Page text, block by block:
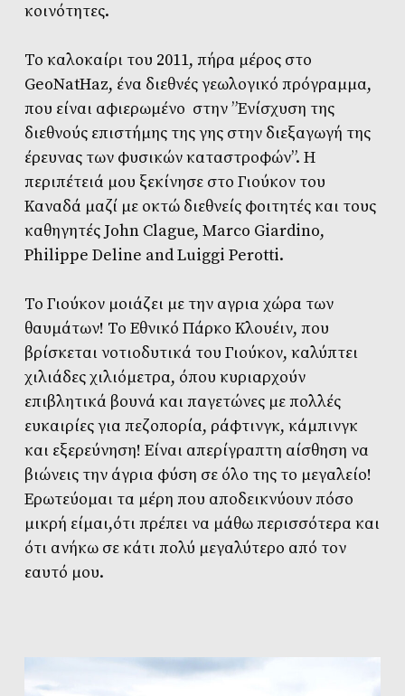
κοινότητες.
Το καλοκαίρι του 2011, πήρα μέρος στο
GeoNatHaz, ένα διεθνές γεωλογικό πρόγραμμα,
που είναι αφιερωμένο στην ”Ενίσχυση της
διεθνούς επιστήμης της γης στην διεξαγωγή της
έρευνας των φυσικών καταστροφών”. Η
περιπέτειά μου ξεκίνησε στο Γιούκον του
Καναδά μαζί με οκτώ διεθνείς φοιτητές και τους
καθηγητές John Clague, Marco Giardino,
Philippe Deline and Luiggi Perotti.
Το Γιούκον μοιάζει με την αγρια χώρα των
θαυμάτων! Το Εθνικό Πάρκο Κλουέιν, που
βρίσκεται νοτιοδυτικά του Γιούκον, καλύπτει
χιλιάδες χιλιόμετρα, όπου κυριαρχούν
επιβλητικά βουνά και παγετώνες με πολλές
ευκαιρίες για πεζοπορία, ράφτινγκ, κάμπινγκ
και εξερεύνηση! Είναι απερίγραπτη αίσθηση να
βιώνεις την άγρια φύση σε όλο της το μεγαλείο!
Ερωτεύομαι τα μέρη που αποδεικνύουν πόσο
μικρή είμαι,ότι πρέπει να μάθω περισσότερα και
ότι ανήκω σε κάτι πολύ μεγαλύτερο από τον
εαυτό μου.